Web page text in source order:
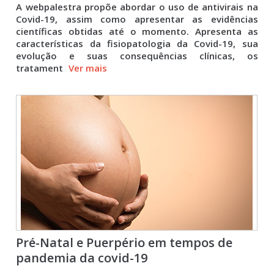
A webpalestra propõe abordar o uso de antivirais na
Covid-19, assim como apresentar as evidências
científicas obtidas até o momento. Apresenta as
características da fisiopatologia da Covid-19, sua
evolução e suas consequências clínicas, os
tratament Ver mais
Pré-Natal e Puerpério em tempos de
pandemia da covid-19